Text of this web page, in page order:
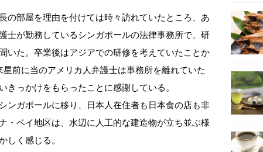
の部屋を理由を付けては時々訪れていたところ、あ
士が勤務しているシンガポールの法律事務所で、研
いた。卒業後はアジアでの研修を考えていたことか
前に当のアメリカ人弁護士は事務所を離れていた
っかけをもらったことに感謝している。
ンガポールに移り、日本人在住者も日本食の店も非
・ベイ地区は、水辺に人工的な建造物が立ち並ぶ様
しく感じる。